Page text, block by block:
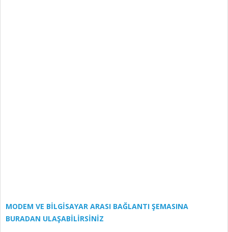
MODEM VE BİLGİSAYAR ARASI BAĞLANTI ŞEMASINA
BURADAN ULAŞABİLİRSİNİZ